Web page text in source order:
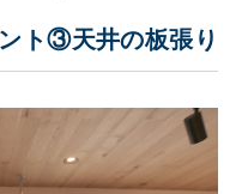
ト③天井の板張り